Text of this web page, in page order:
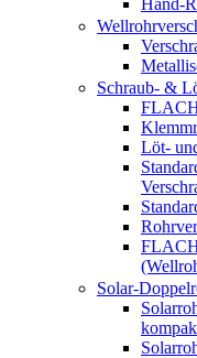
Hand-
Schraub- &
Löt-
Solar-